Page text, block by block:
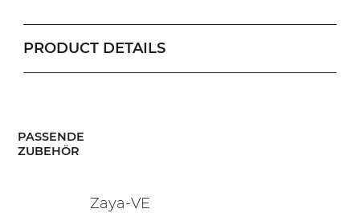
PRODUCT DETAILS
PASSENDE
ZUBEHÖR
Zaya-VE